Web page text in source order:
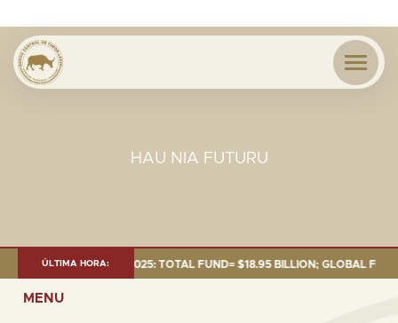
HAU NIA FUTURU
ÚLTIMA HORA:
AS OF 30 SEP. 2025: TOTAL FUND= $18.95 BILLION; GLOBAL
MENU